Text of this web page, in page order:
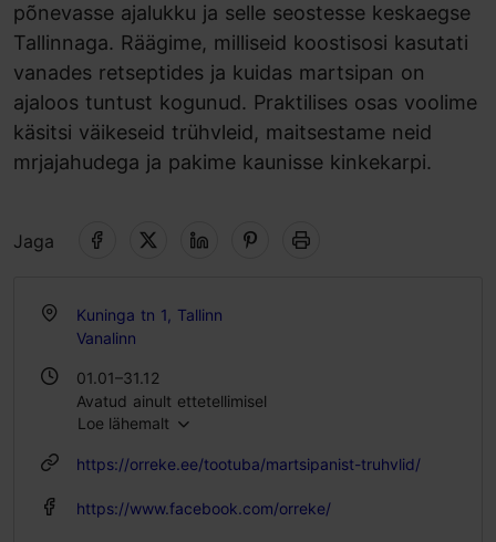
põnevasse ajalukku ja selle seostesse keskaegse
Tallinnaga. Räägime, milliseid koostisosi kasutati
vanades retseptides ja kuidas martsipan on
ajaloos tuntust kogunud. Praktilises osas voolime
käsitsi väikeseid trühvleid, maitsestame neid
mrjajahudega ja pakime kaunisse kinkekarpi.
Jaga
Kuninga tn 1, Tallinn
Vanalinn
01.01–31.12
Avatud ainult ettetellimisel
Loe lähemalt
https://orreke.ee/tootuba/martsipanist-truhvlid/
https://www.facebook.com/orreke/